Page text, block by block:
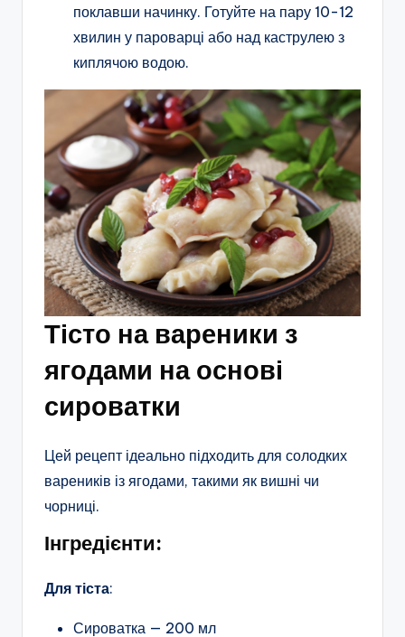
поклавши начинку. Готуйте на пару 10-12
хвилин у пароварці або над каструлею з
киплячою водою.
Тісто на вареники з
ягодами на основі
сироватки
Цей рецепт ідеально підходить для солодких
вареників із ягодами, такими як вишні чи
чорниці.
Інгредієнти:
Для тіста:
Сироватка — 200 мл